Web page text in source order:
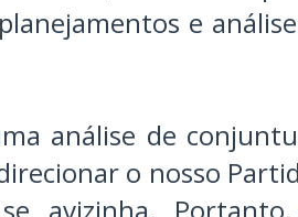
e
análise de
o nosso